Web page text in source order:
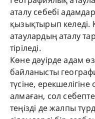
аталу себебі
қызықтырып келеді.
атаулардың аталу
тіріледі.
Көне дәуірде адам
байланысты
түсіне,
алмаған, сол
теңізді де жалпы